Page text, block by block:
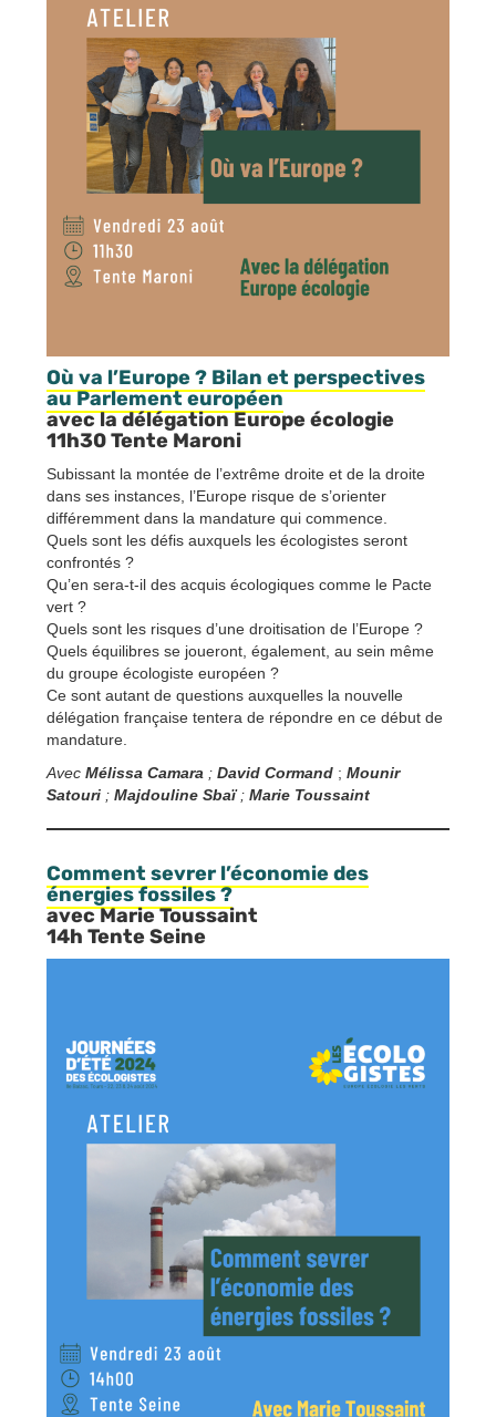
Où va l’Europe ? Bilan et perspectives
au Parlement européen
avec la délégation Europe écologie
11h30 Tente Maroni
Subissant la montée de l’extrême droite et de la droite
dans ses instances, l’Europe risque de s’orienter
différemment dans la mandature qui commence.
Quels sont les défis auxquels les écologistes seront
confrontés ?
Qu’en sera-t-il des acquis écologiques comme le Pacte
vert ?
Quels sont les risques d’une droitisation de l’Europe ?
Quels équilibres se joueront, également, au sein même
du groupe écologiste européen ?
Ce sont autant de questions auxquelles la nouvelle
délégation française tentera de répondre en ce début de
mandature.
Avec Mélissa Camara ; David Cormand ; Mounir
Satouri ; Majdouline Sbaï; Marie Toussaint
Comment sevrer l’économie des
énergies fossiles ?
avec Marie Toussaint
14h Tente Seine